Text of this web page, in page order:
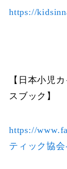
https://
【日本小児
スブック】
https://
ティック協会